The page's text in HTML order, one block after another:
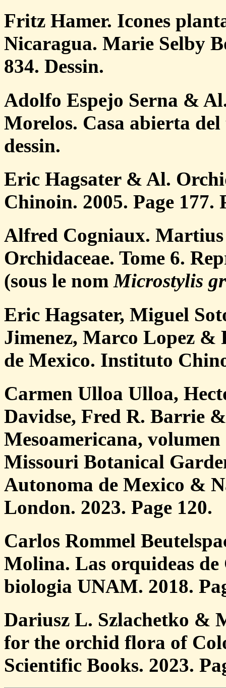
Fritz Hamer. Icones
Nicaragua. Marie Selby
834. Dessin.
Adolfo Espejo Serna &
Morelos. Casa abierta
dessin.
Eric Hagsater & Al.
Chinoin. 2005. Page 177.
Alfred Cogniaux.
Orchidaceae. Tome 6.
(sous le nomMicrostylis
Eric Hagsater, Miguel
Jimenez, Marco Lopez &
de Mexico. Instituto
Carmen Ulloa Ulloa,
Davidse, Fred R. Barrie
Mesoamericana,
Missouri Botanical
Autonoma de Mexico &
London. 2023. Page 120.
Carlos Rommel
Molina. Las orquideas
biologia UNAM. 2018.
Dariusz L. Szlachetko &
for the orchid flora of
Scientific Books. 2023.